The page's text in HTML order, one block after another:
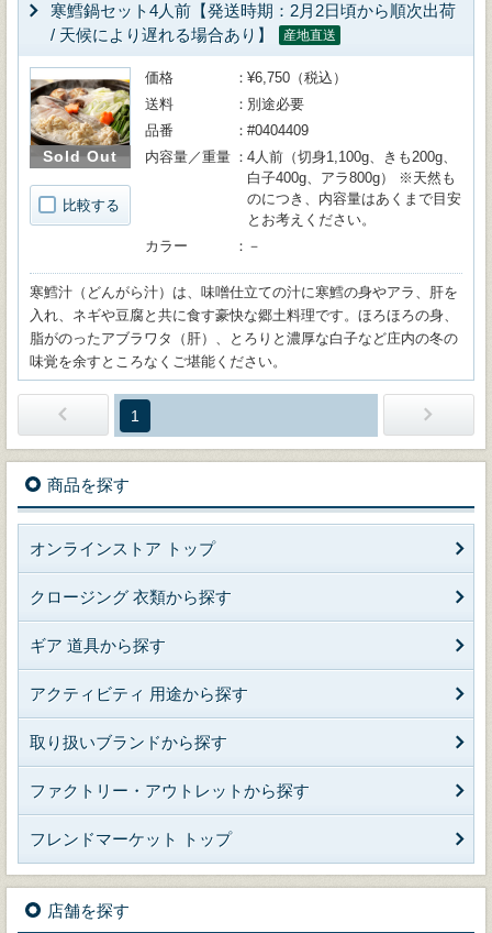
寒鱈鍋セット4人前【発送時期：2月2日頃から順次出荷
/ 天候により遅れる場合あり】
産地直送
Sold Out
比較する
価格
¥6,750（税込）
送料
別途必要
品番
#0404409
内容量／重量
4人前（切身1,100g、きも200g、
白子400g、アラ800g） ※天然も
のにつき、内容量はあくまで目安
とお考えください。
カラー
－
寒鱈汁（どんがら汁）は、味噌仕立ての汁に寒鱈の身やアラ、肝を
入れ、ネギや豆腐と共に食す豪快な郷土料理です。ほろほろの身、
脂がのったアブラワタ（肝）、とろりと濃厚な白子など庄内の冬の
味覚を余すところなくご堪能ください。
1
商品を探す
オンラインストア トップ
クロージング 衣類から探す
ギア 道具から探す
アクティビティ 用途から探す
取り扱いブランドから探す
ファクトリー・アウトレットから探す
フレンドマーケット トップ
店舗を探す